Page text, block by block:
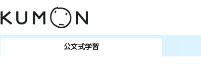
公文式学習